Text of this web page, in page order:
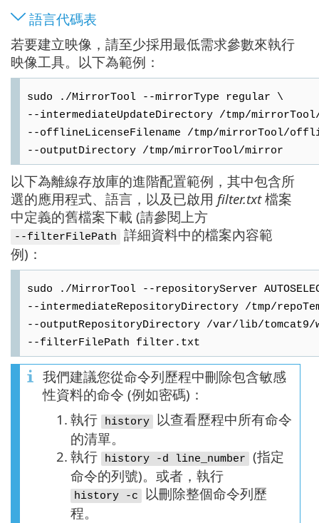
語言代碼表
若要建立映像，請至少採用最低需求參數來執行
映像工具。以下為範例：
sudo ./MirrorTool --mirrorType regular \
--intermediateUpdateDirectory /tmp/
--offlineLicenseFilename /tmp/mirrorTool/
--outputDirectory /tmp/mirrorTool/mirror
以下為離線存放庫的進階配置範例，其中包含所
選的應用程式、語言，以及已啟用 filter.txt檔案
中定義的舊檔案下載 (請參閱上方
--filterFilePath
詳細資料中的檔案內容範
例)：
sudo ./MirrorTool --repositoryServer
--intermediateRepositoryDirectory /tmp/
--outputRepositoryDirectory /var/lib/tomcat9/
--filterFilePath filter.txt
我們建議您從命令列歷程中刪除包含敏感
性資料的命令 (例如密碼)：
1. 執行 history
以查看歷程中所有命令
的清單。
2. 執行 history -d line_number
(指定
命令的列號)。或者，執行
history -c
以刪除整個命令列歷
程。